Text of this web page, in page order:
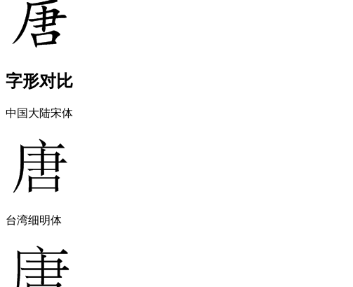
字形对比
中国大陆宋体
台湾细明体